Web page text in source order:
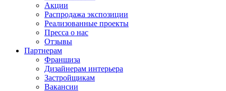
Акции
Распродажа экспозиции
Реализованные проекты
Пресса о нас
Отзывы
Партнерам
Франшиза
Дизайнерам интерьера
Застройщикам
Вакансии